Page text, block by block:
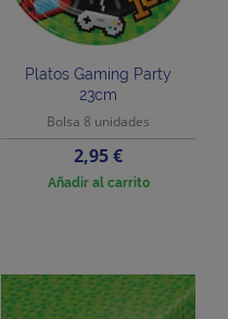
Platos Gaming Party
23cm
Bolsa 8 unidades
Precio
2,95 €
Añadir al carrito